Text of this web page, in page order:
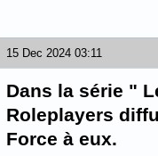
15 Dec 2024 03:11
Dans la série "
Roleplayers
Force à eux.